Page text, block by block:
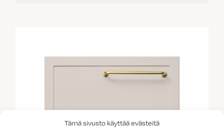
Tämä sivusto käyttää evästeitä